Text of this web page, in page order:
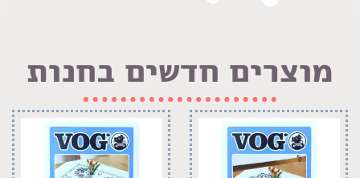
מוצרים חדשים בחנות